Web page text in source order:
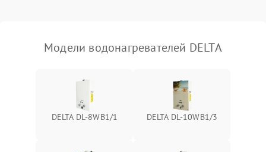
Модели водонагревателей DELTA
DELTA DL-8WB1/1 DELTA DL-10WB1/3